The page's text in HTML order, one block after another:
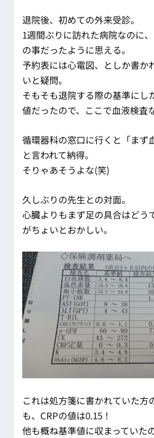
退院後、初めての外来受診。
1週間ぶりに訪れた病院なのに
の事だったように思える。
予約表には心電図、としか書か
いと疑問。
そもそも退院する際の基準にし
値だったので、ここで血液検査
循環器科の窓口に行くと「まず
と言われて納得。
そりゃあそうよな(笑)
久しぶりの先生との対面。
心臓よりもまず足の具合はどう
がちょいとおかしい。
これは処方箋に書かれていた方
も、CRPの値は0.15！
他も概ね基準値に収まっていた